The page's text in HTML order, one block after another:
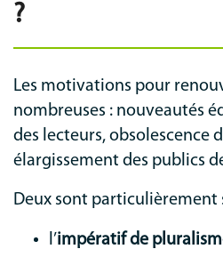
?
Les motivations pour
nombreuses : nouveautés
des lecteurs, obsolescence
élargissement des publics
Deux sont particulièrement
l’impératif de